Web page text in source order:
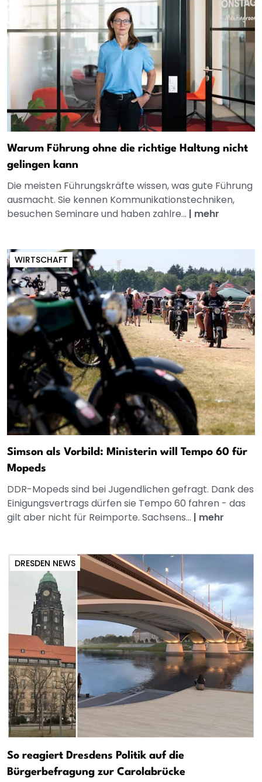
Warum Führung ohne die richtige Haltung nicht
gelingen kann
Die meisten Führungskräfte wissen, was gute Führung
ausmacht. Sie kennen Kommunikationstechniken,
besuchen Seminare und haben zahlre... | mehr
WIRTSCHAFT
Simson als Vorbild: Ministerin will Tempo 60 für
Mopeds
DDR-Mopeds sind bei Jugendlichen gefragt. Dank des
Einigungsvertrags dürfen sie Tempo 60 fahren - das
gilt aber nicht für Reimporte. Sachsens... | mehr
DRESDEN NEWS
So reagiert Dresdens Politik auf die
Bürgerbefragung zur Carolabrücke